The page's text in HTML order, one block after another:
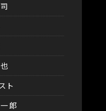
ト
郎